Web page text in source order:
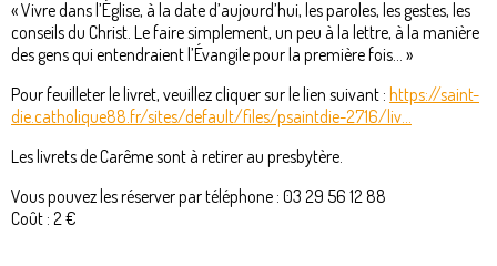
« Vivre dans l’Église, à la date d’aujourd’hui, les paroles, les gestes, les
conseils du Christ. Le faire simplement, un peu à la lettre, à la manière
des gens qui entendraient l’Évangile pour la première fois… »
Pour feuilleter le livret, veuillez cliquer sur le lien suivant : https://saint-
die.catholique88.fr/sites/default/files/psaintdie-2716/liv...
Les livrets de Carême sont à retirer au presbytère.
Vous pouvez les réserver par téléphone : 03 29 56 12 88
Coût : 2 €